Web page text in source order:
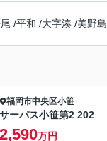
/平和 /大字湊 /美野島
福岡市中央区小笹
サーパス小笹第2 202
2,590万円